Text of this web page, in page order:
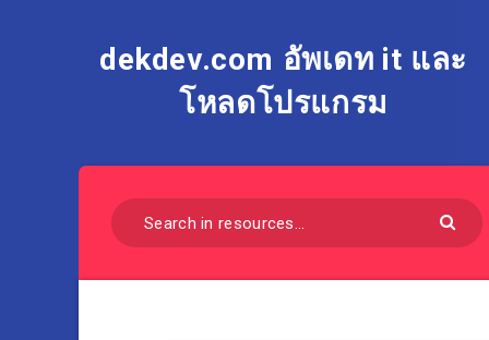
dekdev.com อัพเดท it และ
โหลดโปรแกรม